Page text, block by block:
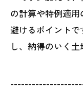
の計算や特例適
避けるポイント
し、納得のいく土